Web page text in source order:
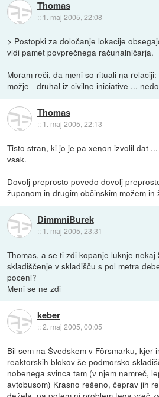
Thomas
:: 1. maj 2005, 22:08
> Postopki za določanje lokacije
vidi pamet povprečnega računalničarja.
Moram reči, da meni so rituali na
možje - druhal iz civilne iniciative ...
Thomas
:: 1. maj 2005, 22:13
Tisto stran, ki jo je pa xenon izvolil dat
vsak.
Dovolj preprosto povedo dovolj
županom in drugim občinskim možem in
DimmniBurek
:: 1. maj 2005, 23:31
Thomas, a se ti zdi kopanje luknje nekaj
skladiščenje v skladišču s pol metra
poceni?
Meni se ne zdi
keber
::2. maj 2005, 00:05
Bil sem na Švedskem v Försmarku, kjer
reaktorskih blokov še podmorsko
nobenega svinca tam (v njem namreč,
avtobusom) Krasno rešeno, čeprav jih